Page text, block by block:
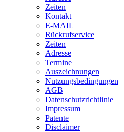
Zeiten
Kontakt
E-MAIL
Rückrufservice
Zeiten
Adresse
Termine
Auszeichnungen
Nutzungsbedingungen
AGB
Datenschutzrichtlinie
Impressum
Patente
Disclaimer